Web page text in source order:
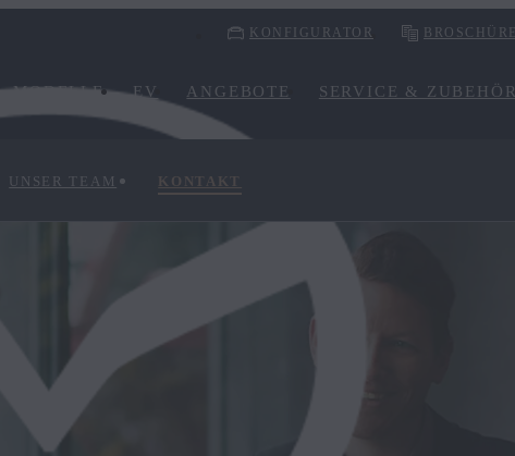
KONFIGURATOR
MODELLE EV ANGEBOTE SERVICE &
UNSER TEAM KONTAKT